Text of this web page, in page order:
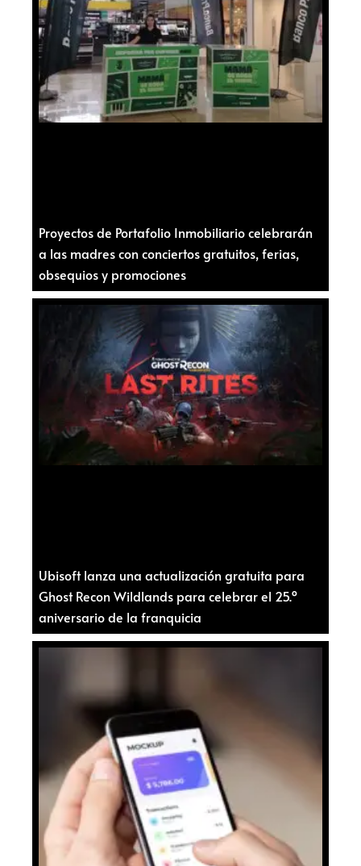
Proyectos de Portafolio Inmobiliario celebrarán
a las madres con conciertos gratuitos, ferias,
obsequios y promociones
Ubisoft lanza una actualización gratuita para
Ghost Recon Wildlands para celebrar el 25.º
aniversario de la franquicia